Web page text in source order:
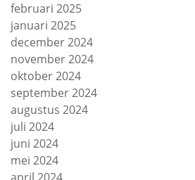
februari 2025
januari 2025
december 2024
november 2024
oktober 2024
september 2024
augustus 2024
juli 2024
juni 2024
mei 2024